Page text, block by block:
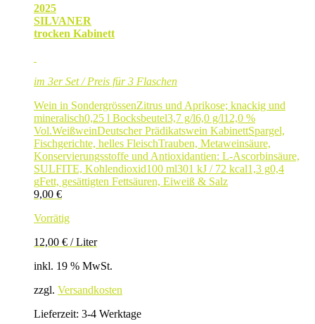
2025
SILVANER
trocken Kabinett
im 3er Set / Preis für 3 Flaschen
Wein in SondergrössenZitrus und Aprikose; knackig und
mineralisch0,25 l Bocksbeutel3,7 g/l6,0 g/l12,0 %
Vol.WeißweinDeutscher Prädikatswein KabinettSpargel,
Fischgerichte, helles FleischTrauben, Metaweinsäure,
Konservierungsstoffe und Antioxidantien: L-Ascorbinsäure,
SULFITE, Kohlendioxid100 ml301 kJ / 72 kcal1,3 g0,4
gFett, gesättigten Fettsäuren, Eiweiß & Salz
9,00 €
Vorrätig
12,00 € /Liter
inkl. 19 % MwSt.
zzgl. Versandkosten
Lieferzeit: 3-4 Werktage